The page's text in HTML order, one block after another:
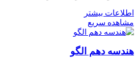
اطلاعات بیشتر
مشاهده سریع
هندسه دهم الگو